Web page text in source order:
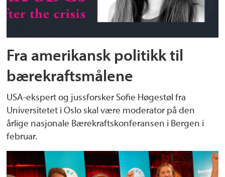
Fra amerikansk politikk til
bærekraftsmålene
USA-ekspert og jussforsker Sofie Høgestøl fra
Universitetet i Oslo skal være moderator på den
årlige nasjonale Bærekraftskonferansen i Bergen i
februar.